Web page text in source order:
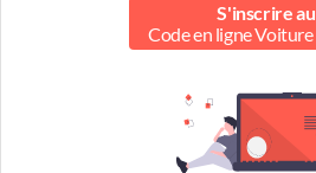
S'inscrire au
Code en ligne Voiture